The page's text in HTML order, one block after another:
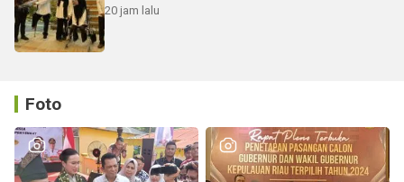
20 jam lalu
Foto